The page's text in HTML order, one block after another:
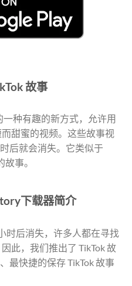
故事
一种有趣的新方式，允许用
甜蜜的视频。这些故事视
后就会消失。它类似于
事。
下载器简介
时后消失，许多人都在寻找
此，我们推出了 TikTok 故
最快捷的保存 TikTok 故事